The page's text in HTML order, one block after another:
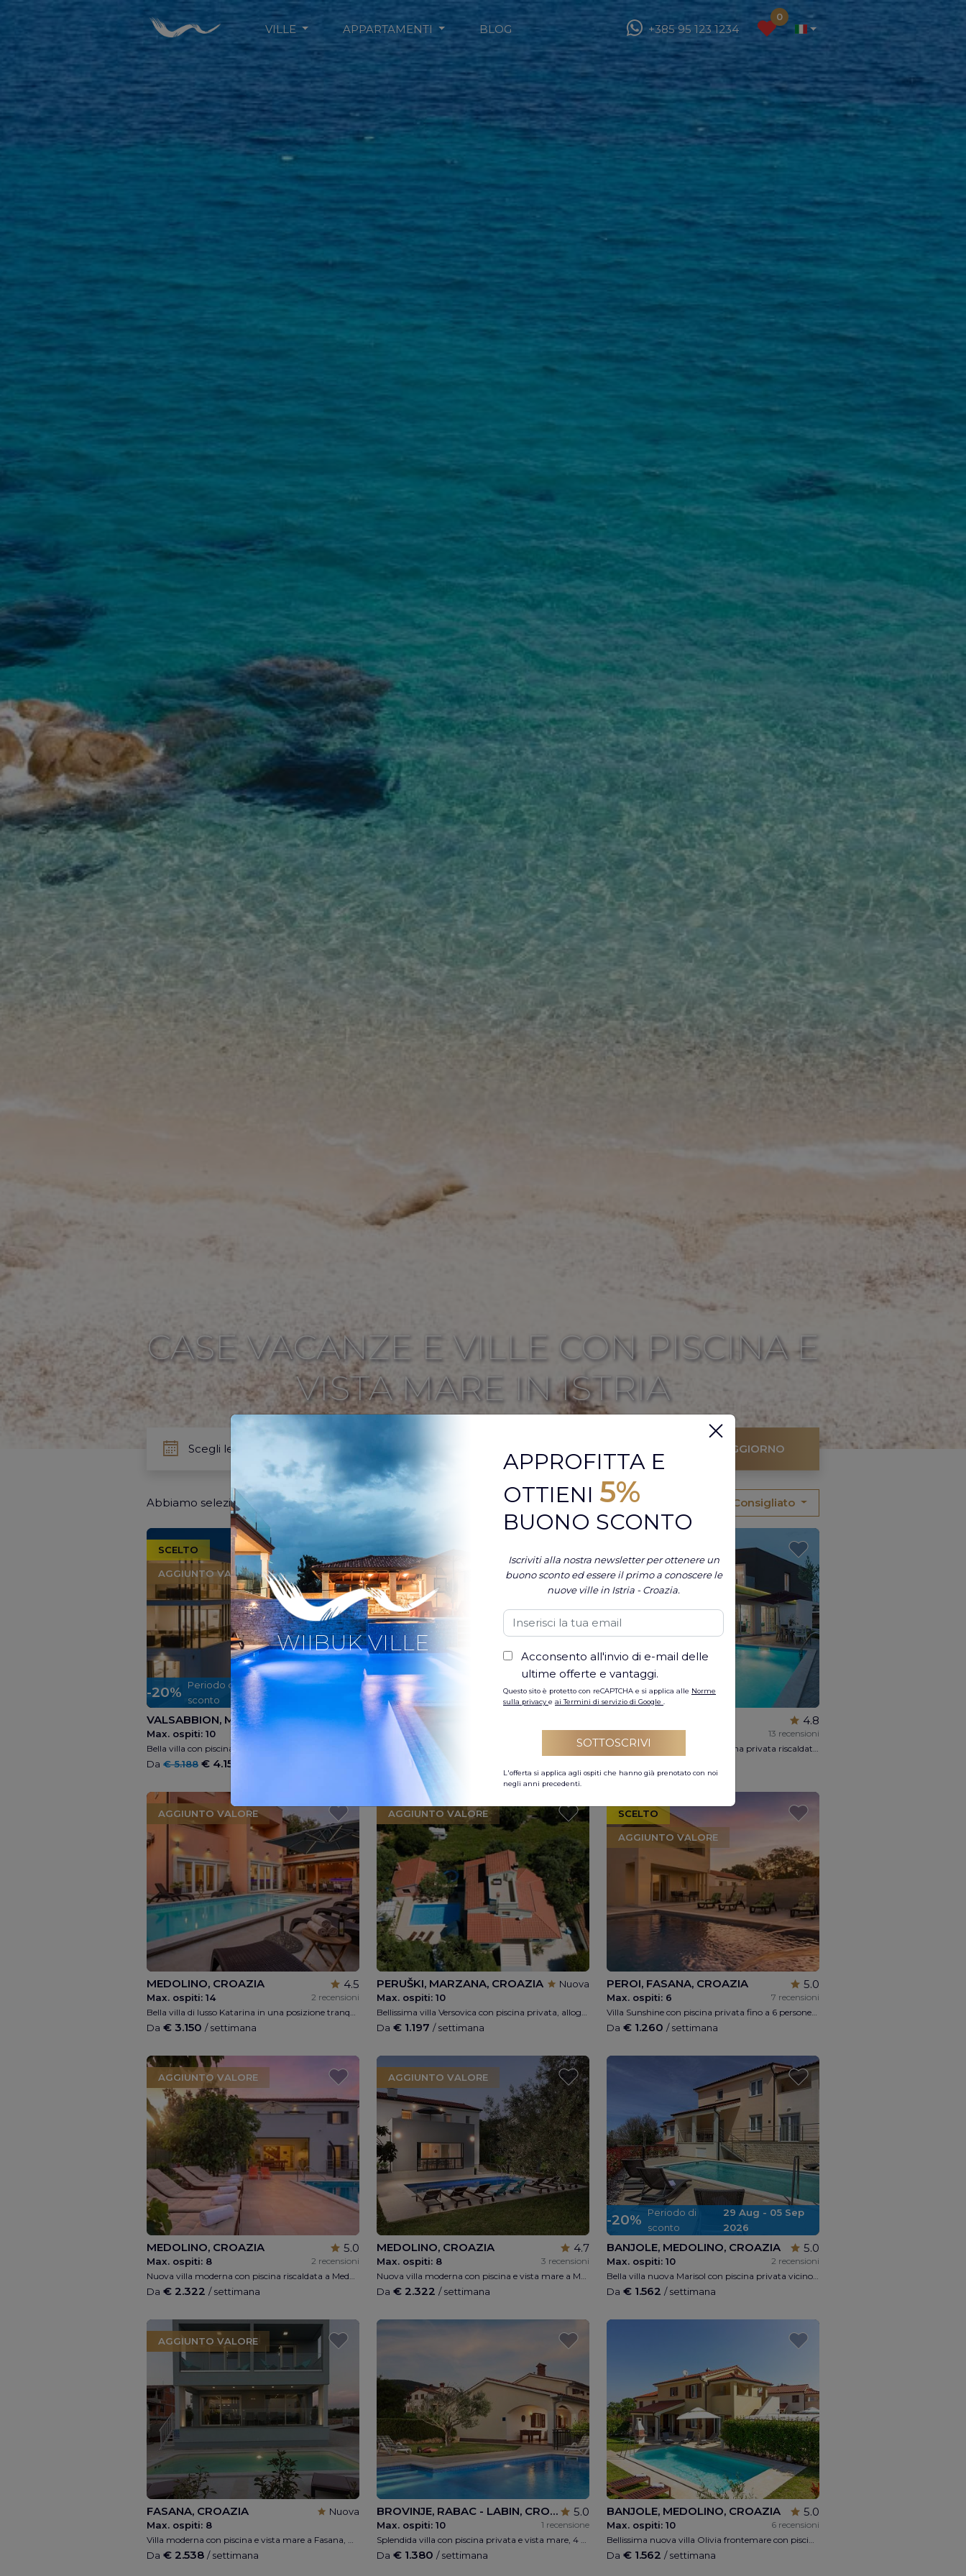
VILLE APPARTAMENTI BLOG +385 95 123 1234
0
CASE VACANZE E VILLE CON PISCINA E
VISTA MARE IN ISTRIA
TROVA IL TUO SOGGIORNO
Abbiamo selezionato per te 31ville FILTRI Consigliato
SCELTO
AGGIUNTO VALORE
-20%
Periodo di
sconto
05 Sep - 09 Jan
2027
VALSABBION, MEDOLINO, CROAZIA 5.0
Max. ospiti: 10
2 recensioni
Da € 5.188 € 4.150
AGGIUNTO VALORE
-15%
Periodo di
sconto
2026
Max. ospiti:
3 recensioni
Villa di lusso con piscina / idromassaggio con vista sul mare, 5 camere da letto, 5 bagni, 1wc, 200 metri dalla spiaggia
€ 2.485
AGGIUNTO VALORE
4.8
Max. ospiti:10
13 recensioni
Villa moderna di lusso con piscina privata riscaldata a Medulin, 4 camere, 3 bagni, max 8 + 2 ospiti, parcheggio privato, ping pong, WI-FI gratuito, a 900 metri dalla spiaggia, vista mare.
AGGIUNTO VALORE
MEDOLINO, CROAZIA 4.5
Max. ospiti: 14
2 recensioni
Bella villa di lusso Katarina in una posizione tranquilla con vista sul mare a Medulin, 6 camere da letto, 6 bagni, parcheggio privato, parco giochi per bambini, ping pong, WI-FI gratuito, barbecue, piscina privata riscaldata, a 300 metri dal mare
Da € 3.150 / settimana
AGGIUNTO VALORE
PERUŠKI, MARZANA, CROAZIA
Nuova
Max. ospiti: 10
Bellissima villa Versovica con piscina privata, alloggio per un massimo di 10 persone, 5 camere da letto, 3,5 bagni, parcheggio privato, wi-fi, vicino alla spiaggia, vista mare dalla terrazza
Da € 1.197 / settimana
SCELTO
AGGIUNTO VALORE
PEROI, FASANA, CROAZIA 5.0
Max. ospiti: 6
7 recensioni
Villa Sunshine con piscina privata fino a 6 persone, idromassaggio esterno, 3 camere, 2 bagni, parcheggio gratuito e internet Wi-Fi, vista mare
Da € 1.260 / settimana
AGGIUNTO VALORE
MEDOLINO, CROAZIA 5.0
Max. ospiti: 8
2 recensioni
Nuova villa moderna con piscina riscaldata a Medolino, 4 camere da letto, 4 bagni per massimo 8 ospiti, parcheggio privato, parco giochi per bambini, WIFI gratuito, a 500 m dalla spiaggia, con vista mare.
Da € 2.322 / settimana
AGGIUNTO VALORE
MEDOLINO, CROAZIA 4.7
Max. ospiti: 8
3 recensioni
Nuova villa moderna con piscina e vista mare a Medolino, 4 camere da letto, 4 bagni per massimo 8 ospiti, parcheggio privato, parco giochi per bambini, WIFI gratuito, a 500 m dalla spiaggia, con vista mare.
Da € 2.322 / settimana
-20%
Periodo di
sconto
29 Aug - 05 Sep
2026
BANJOLE, MEDOLINO, CROAZIA 5.0
Max. ospiti: 10
2 recensioni
Bella villa nuova Marisol con piscina privata vicino a Pola, 4 camere da letto, 4 bagni, 1 toletta max 8 + 2 persone, parcheggio privato, parco giochi per bambini, la connessione Wi-Fi gratuita, a 50 metri dalla spiaggia, 5 min. Da Pola, 10 min. Da Medulin, a 5 minuti da Capo
Da € 1.562 / settimana
AGGIUNTO VALORE
FASANA, CROAZIA
Nuova
Max. ospiti: 8
Villa moderna con piscina e vista mare a Fasana, 4 camere da letto, 4 bagni, 1 wc, parcheggio privato, wi-fi, 500 m dalla spiaggia, 6 km da Pula
Da € 2.538 / settimana
BROVINJE, RABAC - LABIN, CROAZIA 5.0
Max. ospiti: 10
1 recensione
Splendida villa con piscina privata e vista mare, 4 camere da letto, 4 bagni, 1 WC max 8 + 2 persone, parcheggio privato, parco giochi per bambini, connessione Wi-Fi, 2 km dalla spiaggia, 5min. da Labin, 10 min. da Rabac
Da € 1.380 / settimana
BANJOLE, MEDOLINO, CROAZIA 5.0
Max. ospiti: 10
6 recensioni
Bellissima nuova villa Olivia frontemare con piscina privata vicino a Pola, 4 camere da letto, 4 bagni, 1 WC max 8 + 2 persone, parcheggio privato, parco giochi per bambini, connessione Wi-Fi, a 200 metri dalla spiaggia, 5min. da Pola, 10 min. da Medulin, 5 min. Capo Promontore
Da € 1.562 / settimana
WIIBUK VILLE
APPROFITTA E
OTTIENI 5%
BUONO SCONTO
Iscriviti alla nostra newsletter per ottenere un
buono sconto ed essere il primo a conoscere le
nuove ville in Istria - Croazia.
Acconsento all'invio di e-mail delle
ultime offerte e vantaggi.
Questo sito è protetto con reCAPTCHA e si applica alle Norme
sulla privacy e ai Termini di servizio di Google
SOTTOSCRIVI
L'offerta si applica agli ospiti che hanno già prenotato con noi
negli anni precedenti.